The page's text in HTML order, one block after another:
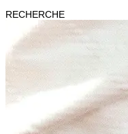
RECHERCHE